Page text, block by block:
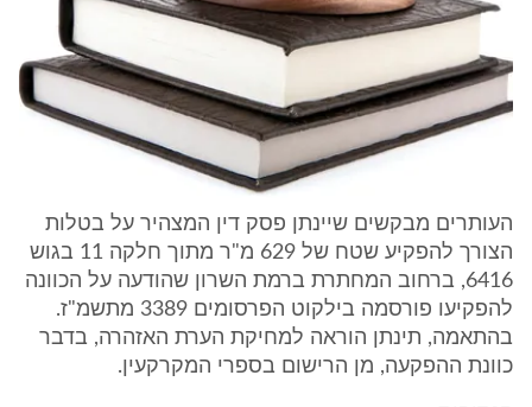
העותרים מבקשים שיינתן פסק דין המצהיר על בטלות
הצורך להפקיע שטח של 629 מ"ר מתוך חלקה 11 בגוש
6416, ברחוב המחתרת ברמת השרון שהודעה על הכוונה
להפקיעו פורסמה בילקוט הפרסומים 3389 מתשמ"ז.
בהתאמה, תינתן הוראה למחיקת הערת האזהרה, בדבר
כוונת ההפקעה, מן הרישום בספרי המקרקעין.